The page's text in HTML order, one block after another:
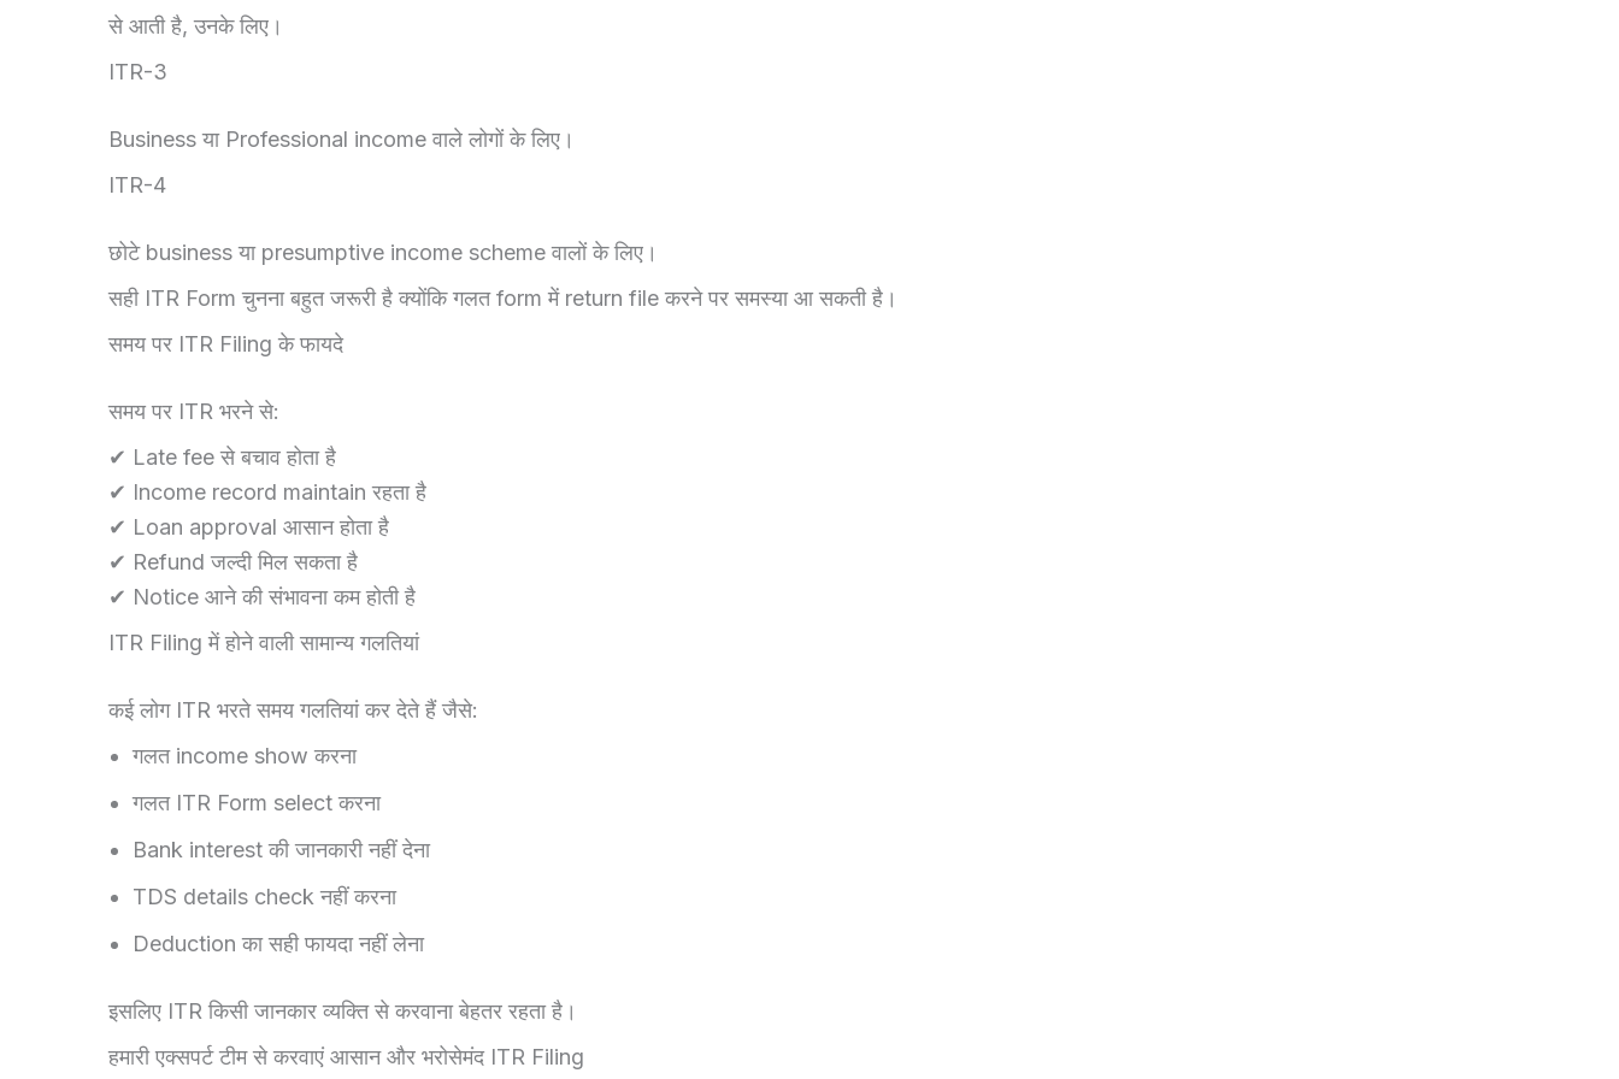
से आती है, उनके लिए।
ITR-3
Business या Professional income वाले लोगों के लिए।
ITR-4
छोटे business या presumptive income scheme वालों के लिए।
सही ITR Form चुनना बहुत जरूरी है क्योंकि गलत form में return file करने पर समस्या आ सकती है।
समय पर ITR Filing के फायदे
समय पर ITR भरने से:
✔ Late fee से बचाव होता है
✔ Income record maintain रहता है
✔ Loan approval आसान होता है
✔ Refund जल्दी मिल सकता है
✔ Notice आने की संभावना कम होती है
ITR Filing में होने वाली सामान्य गलतियां
कई लोग ITR भरते समय गलतियां कर देते हैं जैसे:
गलत income show करना
गलत ITR Form select करना
Bank interest की जानकारी नहीं देना
TDS details check नहीं करना
Deduction का सही फायदा नहीं लेना
इसलिए ITR किसी जानकार व्यक्ति से करवाना बेहतर रहता है।
हमारी एक्सपर्ट टीम से करवाएं आसान और भरोसेमंद ITR Filing